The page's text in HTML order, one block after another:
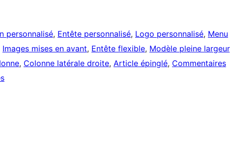
personnalisé, Entête personnalisé, Logo personnalisé, Menu
Images mises en avant, Entête flexible, Modèle pleine largeur
, Colonne latérale droite, Article épinglé, Commentaires